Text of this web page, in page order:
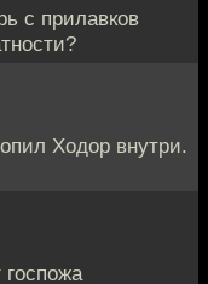
с прилавков
Ходор внутри.